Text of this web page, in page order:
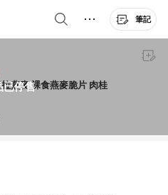
筆記
已停售
燕麥 裸食燕麥脆片 肉桂